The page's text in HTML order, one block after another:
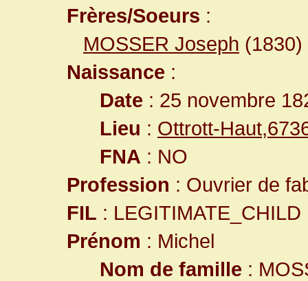
Frères/Soeurs :
MOSSER Joseph (1830)
Naissance :
Date : 25 novembre
Lieu : Ottrott-
FNA : NO
Profession : Ouvrier de
FIL : LEGITIMATE_CHILD
Prénom : Michel
Nom de famille :